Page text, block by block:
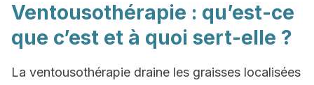
Ventousothérapie : qu’est-ce
que c’est et à quoi sert-elle ?
La ventousothérapie draine les graisses localisées